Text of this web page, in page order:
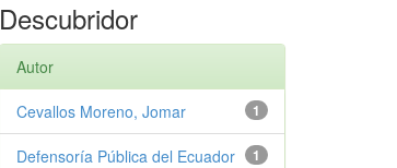
Descubridor
Autor
1
Cevallos Moreno, Jomar
1
Defensoría Pública del Ecuador